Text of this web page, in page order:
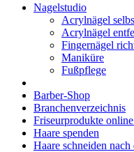
Nagelstudio
Acrylnägel
Acrylnägel
Fingernägel
Maniküre
Fußpflege
Barber-Shop
Branchenverzeichnis
Friseurprodukte
Haare spenden
Haare schneiden